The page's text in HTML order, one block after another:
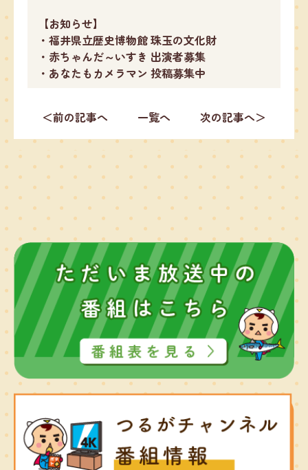
【お知らせ】
・福井県立歴史博物館 珠玉の文化財
・赤ちゃんだ～いすき 出演者募集
・あなたもカメラマン 投稿募集中
＜前の記事へ 一覧へ 次の記事へ＞